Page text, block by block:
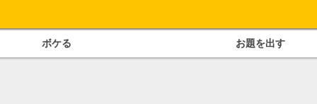
ボケる お題を出す